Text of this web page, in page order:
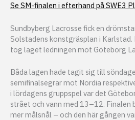
Se SM-finalen i efterhand på SWE3
Sundbyberg Lacrosse fick en
Solstadens konstgräsplan i Karlstad.
tog laget ledningen mot Göteborg
Båda lagen hade tagit sig till
semifinalsegrar mot Nordia
i lördagens gruppspel var det
strået och vann med 13–12. Finalen
mer målsnål – och den här gången